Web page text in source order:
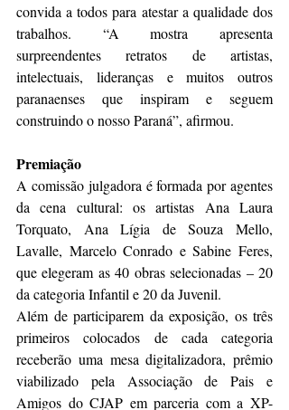
convida a todos para atestar a qualidade dos
trabalhos. “A mostra apresenta
surpreendentes retratos de artistas,
intelectuais, lideranças e muitos outros
paranaenses que inspiram e seguem
construindo o nosso Paraná”, afirmou.
Premiação
A comissão julgadora é formada por agentes
da cena cultural: os artistas Ana Laura
Torquato, Ana Lígia de Souza Mello,
Lavalle, Marcelo Conrado e Sabine Feres,
que elegeram as 40 obras selecionadas – 20
da categoria Infantil e 20 da Juvenil.
Além de participarem da exposição, os três
primeiros colocados de cada categoria
receberão uma mesa digitalizadora, prêmio
viabilizado pela Associação de Pais e
Amigos do CJAP em parceria com a XP-